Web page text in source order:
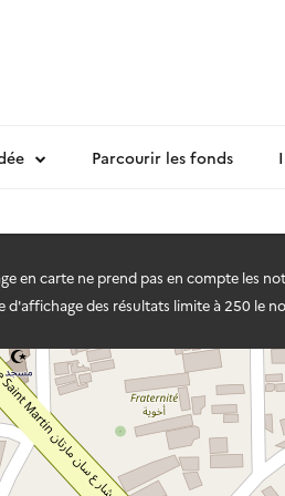
Parcourir les fonds
en carte ne prend pas en compte les
d'affichage des résultats limite à 250 le